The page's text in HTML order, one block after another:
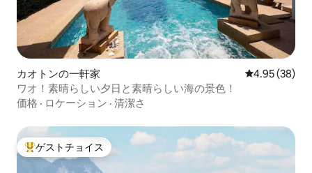
カオトンの一軒家 レビュー38
4.95 (38)
ワオ！素晴らしい夕日と素晴らしい海の景色！
価格 · ロケーション · 清潔さ
大好評のゲストチョイスです。
ゲストチョイス